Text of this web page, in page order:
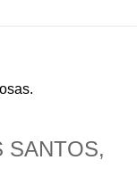
SANTOS,